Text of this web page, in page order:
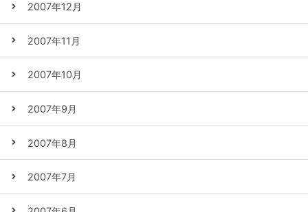
2007年12月
2007年11月
2007年10月
2007年9月
2007年8月
2007年7月